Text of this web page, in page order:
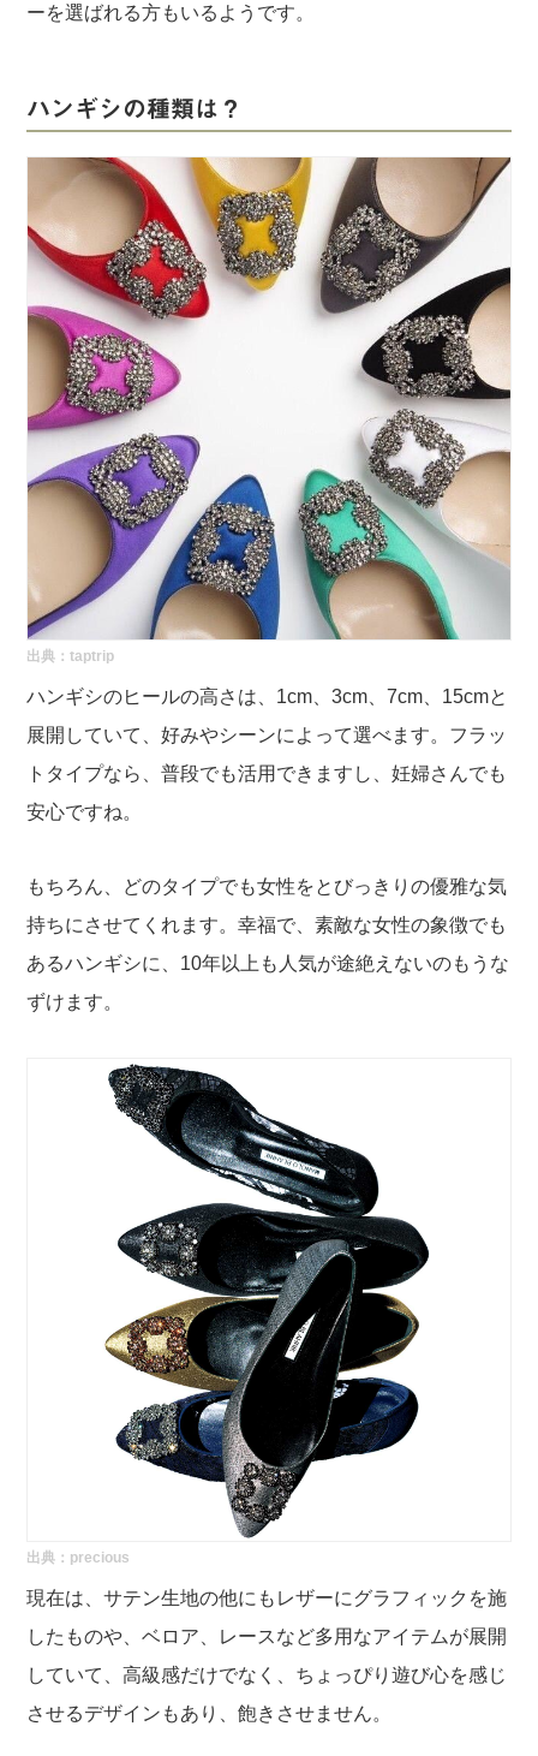
ーを選ばれる方もいるようです。
ハンギシの種類は？
出典：taptrip
ハンギシのヒールの高さは、1cm、3cm、7cm、15cmと
展開していて、好みやシーンによって選べます。フラッ
トタイプなら、普段でも活用できますし、妊婦さんでも
安心ですね。
もちろん、どのタイプでも女性をとびっきりの優雅な気
持ちにさせてくれます。幸福で、素敵な女性の象徴でも
あるハンギシに、10年以上も人気が途絶えないのもうな
ずけます。
出典： precious
現在は、サテン生地の他にもレザーにグラフィックを施
したものや、ベロア、レースなど多用なアイテムが展開
していて、高級感だけでなく、ちょっぴり遊び心を感じ
させるデザインもあり、飽きさせません。